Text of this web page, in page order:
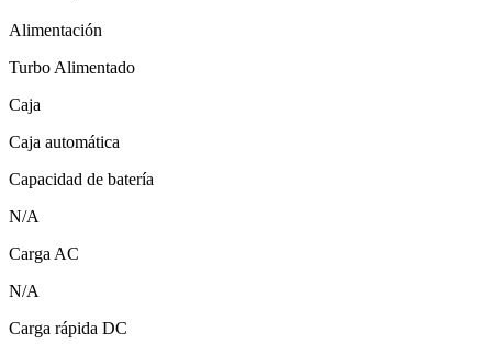
Alimentación
Turbo Alimentado
Caja
Caja automática
Capacidad de batería
N/A
Carga AC
N/A
Carga rápida DC